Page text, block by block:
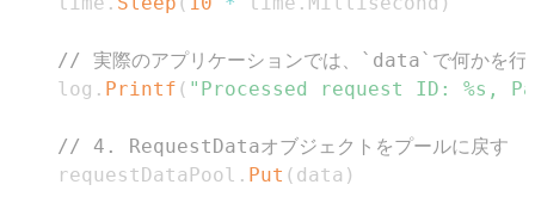
// 実際のアプリケーションでは、`data`で何かを行
	log
. Printf ( "Processed request ID: %s,
// 4. RequestDataオブジェクトをプールに戻す
	requestDataPool
. Put ( data )